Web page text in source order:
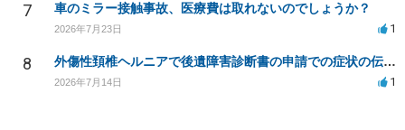
7 車のミラー接触事故、医療費は取れないのでしょうか？
2026年7月23日 1
8 外傷性頚椎ヘルニアで後遺障害診断書の申請での症状の伝え方等
2026年7月14日 1